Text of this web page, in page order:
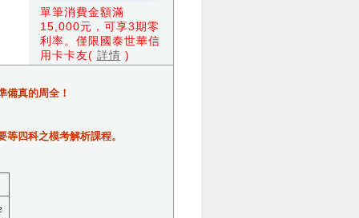
單筆消費金額滿
15,000元，可享3期零
利率。僅限國泰世華信
用卡卡友( 詳情 )
備真的周全！
四科之模考解析課程。